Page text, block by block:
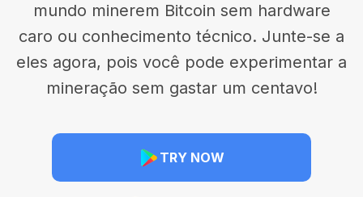
mundo minerem Bitcoin sem hardware
caro ou conhecimento técnico. Junte-se a
eles agora, pois você pode experimentar a
mineração sem gastar um centavo!
TRY NOW